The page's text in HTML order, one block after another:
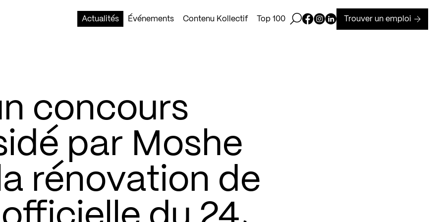
Actualités
Événements Contenu Kollectif Top 100 Ouvrir la barre de recherche
Page Facebook de Kollectif
Page Instagram de Kollectif
Page Linkedin de Kollectif
Trouver un emploi
concours
par Moshe
rénovation de